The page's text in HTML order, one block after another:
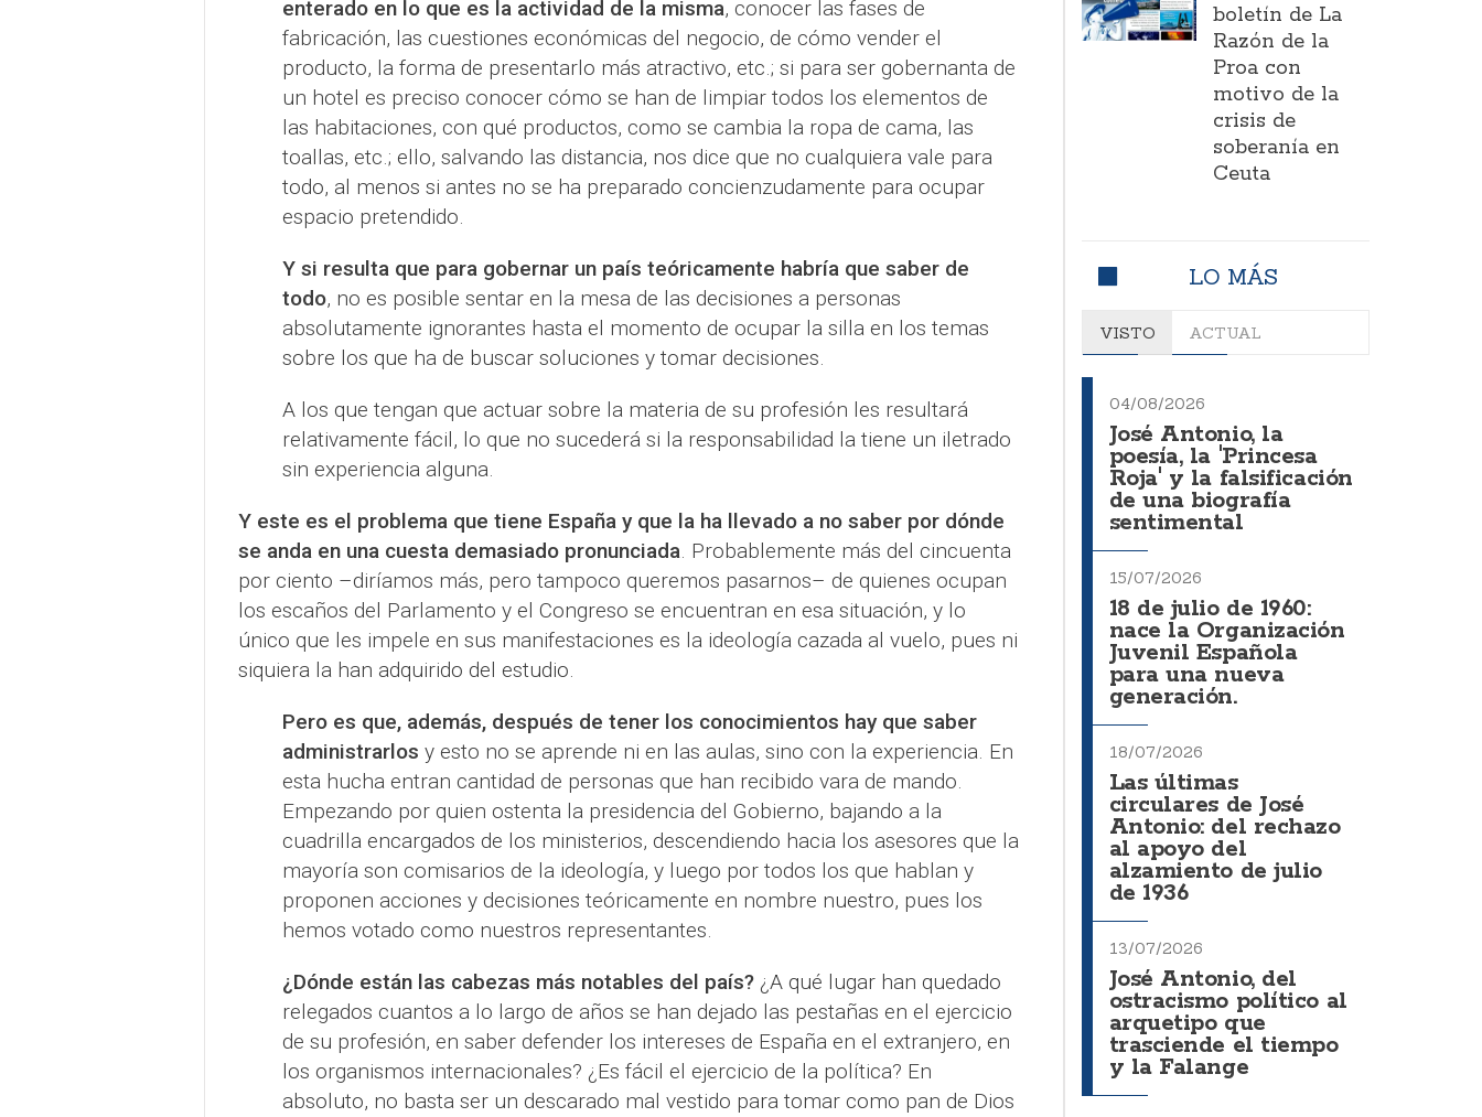
enterado en lo que es la actividad de la misma, conocer las fases de
fabricación, las cuestiones económicas del negocio, de cómo vender el
producto, la forma de presentarlo más atractivo, etc.; si para ser gobernanta de
un hotel es preciso conocer cómo se han de limpiar todos los elementos de
las habitaciones, con qué productos, como se cambia la ropa de cama, las
toallas, etc.; ello, salvando las distancia, nos dice que no cualquiera vale para
todo, al menos si antes no se ha preparado concienzudamente para ocupar
espacio pretendido.
Y si resulta que para gobernar un país teóricamente habría que saber de
todo, no es posible sentar en la mesa de las decisiones a personas
absolutamente ignorantes hasta el momento de ocupar la silla en los temas
sobre los que ha de buscar soluciones y tomar decisiones.
A los que tengan que actuar sobre la materia de su profesión les resultará
relativamente fácil, lo que no sucederá si la responsabilidad la tiene un iletrado
sin experiencia alguna.
Y este es el problema que tiene España y que la ha llevado a no saber por dónde
se anda en una cuesta demasiado pronunciada. Probablemente más del cincuenta
por ciento –diríamos más, pero tampoco queremos pasarnos– de quienes ocupan
los escaños del Parlamento y el Congreso se encuentran en esa situación, y lo
único que les impele en sus manifestaciones es la ideología cazada al vuelo, pues ni
siquiera la han adquirido del estudio.
Pero es que, además, después de tener los conocimientos hay que saber
administrarlos y esto no se aprende ni en las aulas, sino con la experiencia. En
esta hucha entran cantidad de personas que han recibido vara de mando.
Empezando por quien ostenta la presidencia del Gobierno, bajando a la
cuadrilla encargados de los ministerios, descendiendo hacia los asesores que la
mayoría son comisarios de la ideología, y luego por todos los que hablan y
proponen acciones y decisiones teóricamente en nombre nuestro, pues los
hemos votado como nuestros representantes.
¿Dónde están las cabezas más notables del país? ¿A qué lugar han quedado
relegados cuantos a lo largo de años se han dejado las pestañas en el ejercicio
de su profesión, en saber defender los intereses de España en el extranjero, en
los organismos internacionales? ¿Es fácil el ejercicio de la política? En
absoluto, no basta ser un descarado mal vestido para tomar como pan de Dios
boletín de La
Razón de la
Proa con
motivo de la
crisis de
soberanía en
Ceuta
LO MÁS
VISTO ACTUAL
04/08/2026
José Antonio, la
poesía, la 'Princesa
Roja' y la falsificación
de una biografía
sentimental
15/07/2026
18 de julio de 1960:
nace la Organización
Juvenil Española
para una nueva
generación.
18/07/2026
Las últimas
circulares de José
Antonio: del rechazo
al apoyo del
alzamiento de julio
de 1936
13/07/2026
José Antonio, del
ostracismo político al
arquetipo que
trasciende el tiempo
y la Falange